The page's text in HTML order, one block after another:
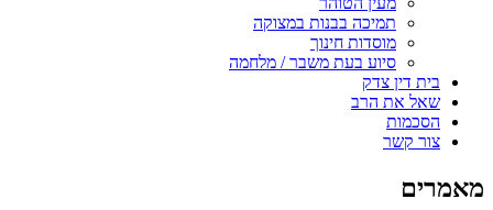
תמיכה בבנות במצוקה
מוסדות חינוך
סיוע בעת משבר / מלחמה
בית דין צדק
שאל את הרב
הסכמות
צור קשר
מאמרים